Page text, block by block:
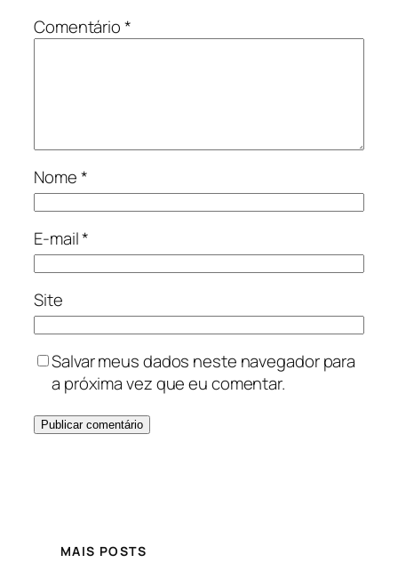
Comentário*
Nome*
E-mail*
Site
Salvar meus dados neste navegador para
a próxima vez que eu comentar.
MAIS POSTS